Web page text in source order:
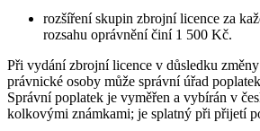
rozšíření skupin zbrojní licence za
rozsahu oprávnění činí 1 500 Kč.
Při vydání zbrojní licence v důsledku
právnické osoby může správní úřad
Správní poplatek je vyměřen a vybírán v
kolkovými známkami; je splatný při přijetí